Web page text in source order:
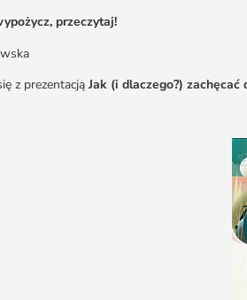
przeczytaj!
z prezentacją Jak (i dlaczego?) zachęcać